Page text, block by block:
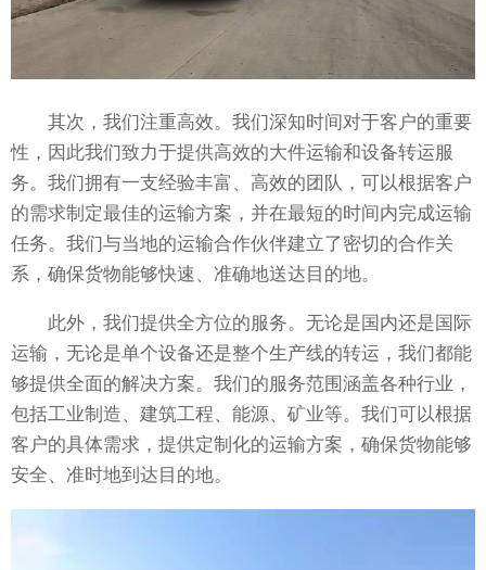
其次，我们注重高效。我们深知时间对于客户的重要
性，因此我们致力于提供高效的大件运输和设备转运服
务。我们拥有一支经验丰富、高效的团队，可以根据客户
的需求制定最佳的运输方案，并在最短的时间内完成运输
任务。我们与当地的运输合作伙伴建立了密切的合作关
系，确保货物能够快速、准确地送达目的地。
此外，我们提供全方位的服务。无论是国内还是国际
运输，无论是单个设备还是整个生产线的转运，我们都能
够提供全面的解决方案。我们的服务范围涵盖各种行业，
包括工业制造、建筑工程、能源、矿业等。我们可以根据
客户的具体需求，提供定制化的运输方案，确保货物能够
安全、准时地到达目的地。